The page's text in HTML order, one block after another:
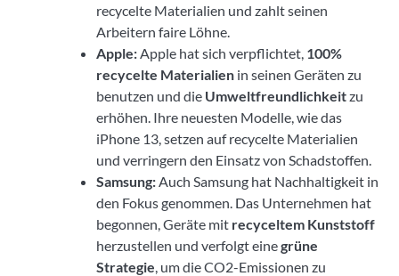
recycelte Materialien und zahlt seinen
Arbeitern faire Löhne.
Apple: Apple hat sich verpflichtet, 100%
recycelte Materialien in seinen Geräten zu
benutzen und die Umweltfreundlichkeitzu
erhöhen. Ihre neuesten Modelle, wie das
iPhone 13, setzen auf recycelte Materialien
und verringern den Einsatz von Schadstoffen.
Samsung: Auch Samsung hat Nachhaltigkeit in
den Fokus genommen. Das Unternehmen hat
begonnen, Geräte mit recyceltem Kunststoff
herzustellen und verfolgt einegrüne
Strategie , um die CO2-Emissionen zu